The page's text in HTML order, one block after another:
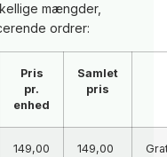
mængder,
ordrer:
Pris
pr.
enhed
Samlet
pris
149,00
149,00